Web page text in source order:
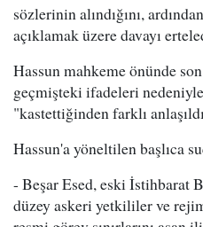
sözlerinin alındığını,
açıklamak üzere davayı
Hassun mahkeme önünde
geçmişteki ifadeleri
"kastettiğinden farklı
Hassun'a yöneltilen başlıca
- Beşar Esed, eski İstihbarat
düzey askeri yetkililer ve